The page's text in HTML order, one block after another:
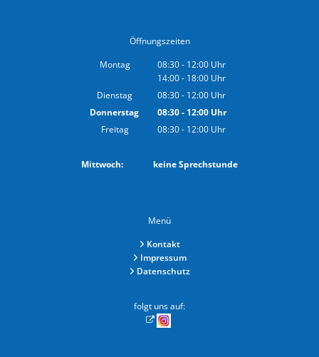
Öffnungszeiten
Montag
08:30- 12:00 Uhr
Von 08:30 bis 12:00 Uhr
14:00- 18:00 Uhr
Von 14:00 bis 18:00 Uhr
Dienstag 08:30- 12:00 Uhr
Von 08:30 bis 12:00 Uhr
Donnerstag 08:30- 12:00Uhr
Von 08:30 bis 12:00 Uhr
Freitag 08:30- 12:00 Uhr
Mittwoch: keine Sprechstunde
Menü
Kontakt
Impressum
Datenschutz
folgt uns auf: